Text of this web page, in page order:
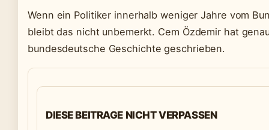
Wenn ein Politiker innerhalb weniger Jahre vom
bleibt das nicht unbemerkt. Cem Özdemir hat
bundesdeutsche Geschichte geschrieben.
DIESE BEITRAGE NICHT VERPASSEN